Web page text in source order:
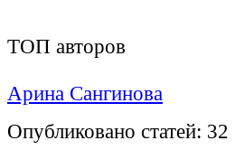
ТОП авторов
Арина Сангинова
Опубликовано статей: 32